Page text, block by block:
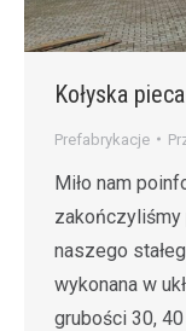
Kołyska pieca
Prefabrykacje
Miło nam
zakończyliśmy
naszego
wykonana w
grubości 30,